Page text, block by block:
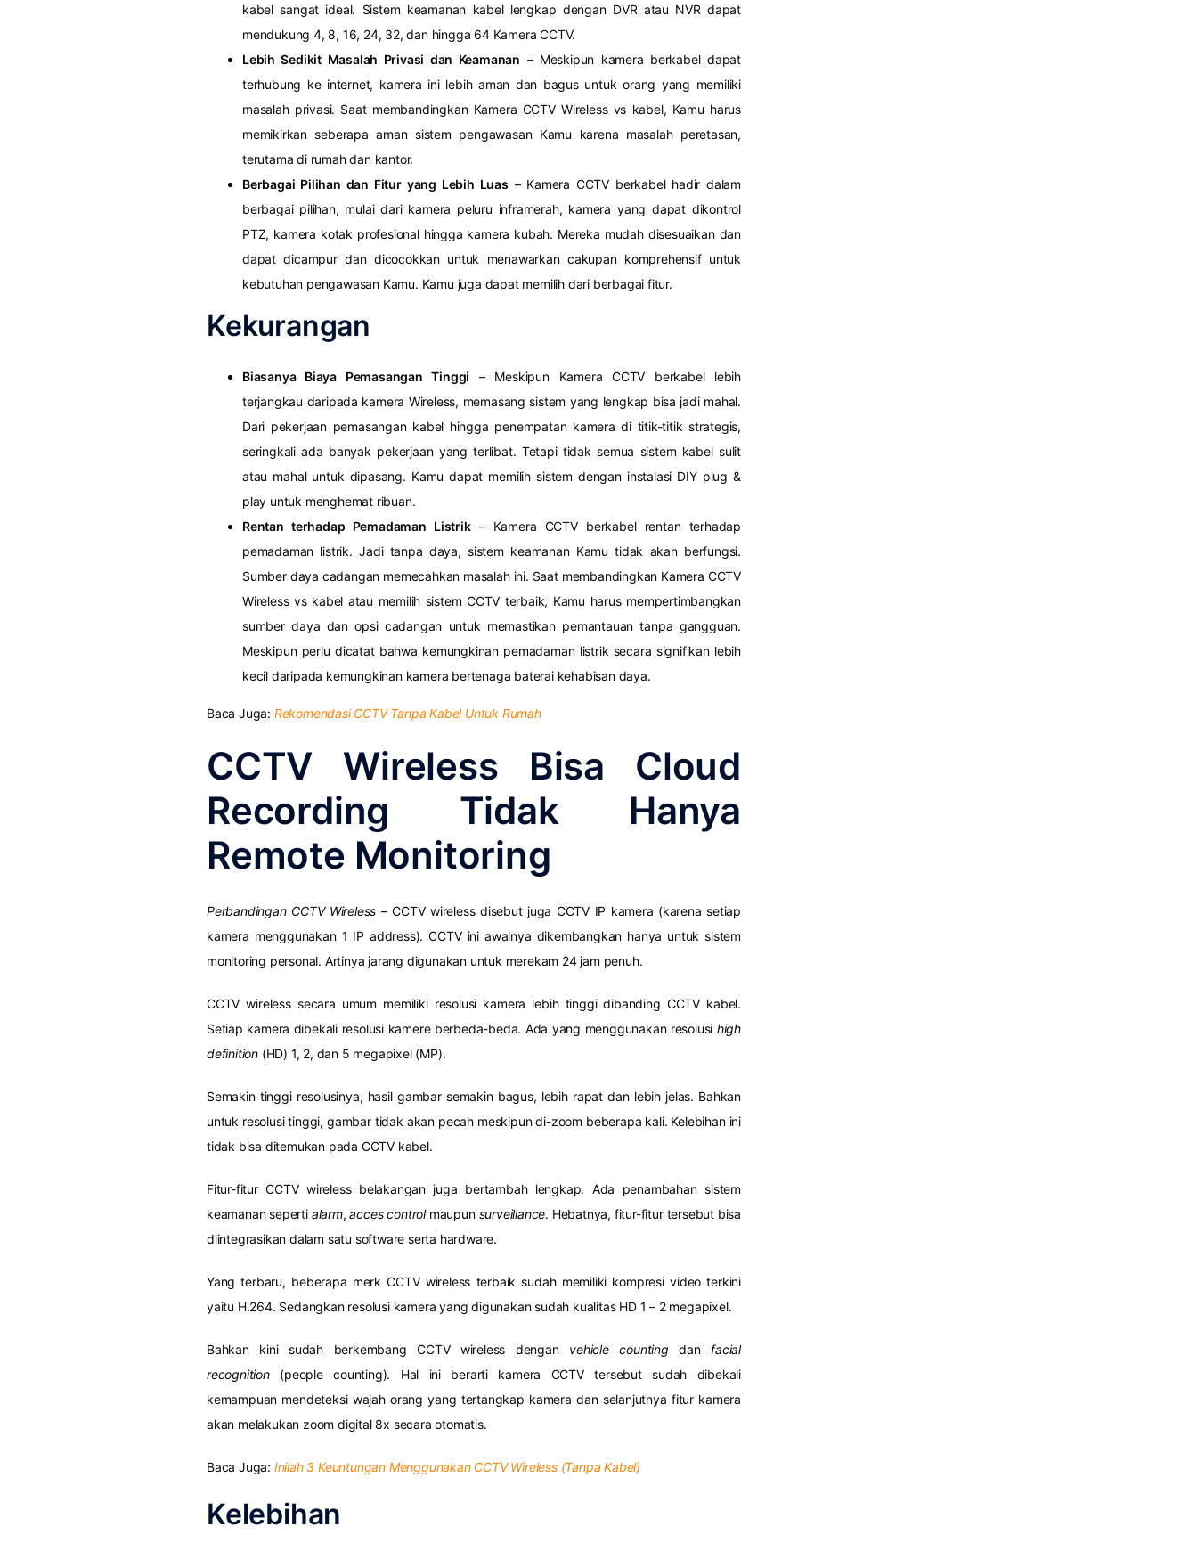
kabel sangat ideal. Sistem keamanan kabel lengkap dengan DVR atau NVR dapat
mendukung 4, 8, 16, 24, 32, dan hingga 64 Kamera CCTV.
Lebih Sedikit Masalah Privasi dan Keamanan – Meskipun kamera berkabel dapat
terhubung ke internet, kamera ini lebih aman dan bagus untuk orang yang memiliki
masalah privasi. Saat membandingkan Kamera CCTV Wireless vs kabel, Kamu harus
memikirkan seberapa aman sistem pengawasan Kamu karena masalah peretasan,
terutama di rumah dan kantor.
Berbagai Pilihan dan Fitur yang Lebih Luas – Kamera CCTV berkabel hadir dalam
berbagai pilihan, mulai dari kamera peluru inframerah, kamera yang dapat dikontrol
PTZ, kamera kotak profesional hingga kamera kubah. Mereka mudah disesuaikan dan
dapat dicampur dan dicocokkan untuk menawarkan cakupan komprehensif untuk
kebutuhan pengawasan Kamu. Kamu juga dapat memilih dari berbagai fitur.
Kekurangan
Biasanya Biaya Pemasangan Tinggi – Meskipun Kamera CCTV berkabel lebih
terjangkau daripada kamera Wireless, memasang sistem yang lengkap bisa jadi mahal.
Dari pekerjaan pemasangan kabel hingga penempatan kamera di titik-titik strategis,
seringkali ada banyak pekerjaan yang terlibat. Tetapi tidak semua sistem kabel sulit
atau mahal untuk dipasang. Kamu dapat memilih sistem dengan instalasi DIY plug &
play untuk menghemat ribuan.
Rentan terhadap Pemadaman Listrik– Kamera CCTV berkabel rentan terhadap
pemadaman listrik. Jadi tanpa daya, sistem keamanan Kamu tidak akan berfungsi.
Sumber daya cadangan memecahkan masalah ini. Saat membandingkan Kamera CCTV
Wireless vs kabel atau memilih sistem CCTV terbaik, Kamu harus mempertimbangkan
sumber daya dan opsi cadangan untuk memastikan pemantauan tanpa gangguan.
Meskipun perlu dicatat bahwa kemungkinan pemadaman listrik secara signifikan lebih
kecil daripada kemungkinan kamera bertenaga baterai kehabisan daya.
Baca Juga: Rekomendasi CCTV Tanpa Kabel Untuk Rumah
CCTV Wireless Bisa Cloud
Recording Tidak Hanya
Remote Monitoring
Perbandingan CCTV Wireless – CCTV wireless disebut juga CCTV IP kamera (karena setiap
kamera menggunakan 1 IP address). CCTV ini awalnya dikembangkan hanya untuk sistem
monitoring personal. Artinya jarang digunakan untuk merekam 24 jam penuh.
CCTV wireless secara umum memiliki resolusi kamera lebih tinggi dibanding CCTV kabel.
Setiap kamera dibekali resolusi kamere berbeda-beda. Ada yang menggunakan resolusi high
definition (HD) 1, 2, dan 5 megapixel (MP).
Semakin tinggi resolusinya, hasil gambar semakin bagus, lebih rapat dan lebih jelas. Bahkan
untuk resolusi tinggi, gambar tidak akan pecah meskipun di-zoom beberapa kali. Kelebihan ini
tidak bisa ditemukan pada CCTV kabel.
Fitur-fitur CCTV wireless belakangan juga bertambah lengkap. Ada penambahan sistem
keamanan seperti alarm,acces controlmaupun surveillance. Hebatnya, fitur-fitur tersebut bisa
diintegrasikan dalam satu software serta hardware.
Yang terbaru, beberapa merk CCTV wireless terbaik sudah memiliki kompresi video terkini
yaitu H.264. Sedangkan resolusi kamera yang digunakan sudah kualitas HD 1 – 2 megapixel.
Bahkan kini sudah berkembang CCTV wireless dengan vehicle counting dan facial
recognition(people counting). Hal ini berarti kamera CCTV tersebut sudah dibekali
kemampuan mendeteksi wajah orang yang tertangkap kamera dan selanjutnya fitur kamera
akan melakukan zoom digital 8x secara otomatis.
Baca Juga: Inilah 3 Keuntungan Menggunakan CCTV Wireless (Tanpa Kabel)
Kelebihan